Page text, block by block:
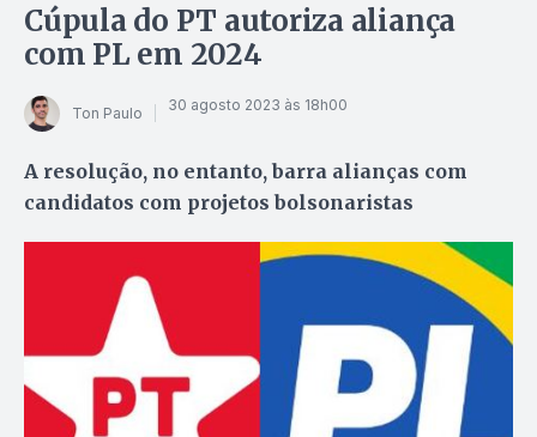
Cúpula do PT autoriza aliança
com PL em 2024
Ton Paulo 30 agosto 2023 às 18h00
A resolução, no entanto, barra alianças com
candidatos com projetos bolsonaristas